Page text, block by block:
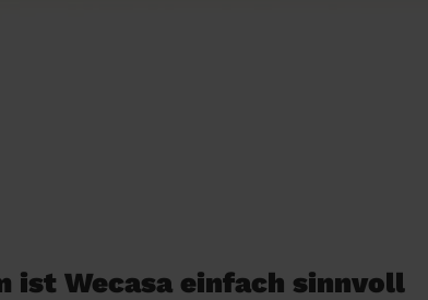
ist Wecasa einfach sinnvoll